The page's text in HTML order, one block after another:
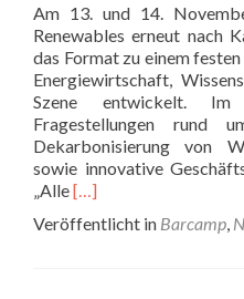
Am 13. und 14.
Renewables erneut nach
das Format zu einem
Energiewirtschaft,
Szene entwickelt.
Fragestellungen rund
Dekarbonisierung von
sowie innovative
„AlleRead
about
[…]
Veröffentlicht in Barcamp,